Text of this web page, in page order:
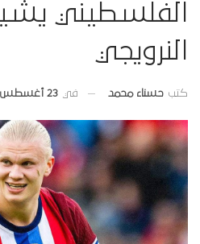
الفلسطيني يشيد
النرويجي
كتب حسناء محمد في 23 أغسطس 2025